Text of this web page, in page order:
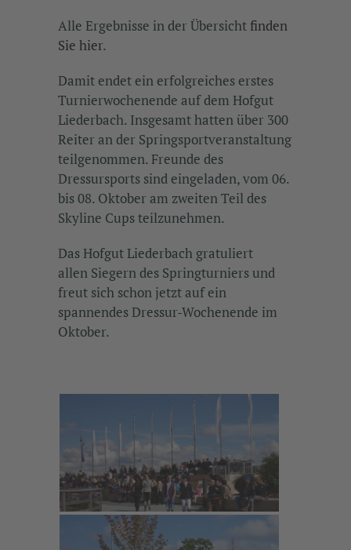
Alle Ergebnisse in der Übersicht finden
Sie hier.
Damit endet ein erfolgreiches erstes
Turnierwochenende auf dem Hofgut
Liederbach. Insgesamt hatten über 300
Reiter an der Springsportveranstaltung
teilgenommen. Freunde des
Dressursports sind eingeladen, vom 06.
bis 08. Oktober am zweiten Teil des
Skyline Cups teilzunehmen.
Das Hofgut Liederbach gratuliert
allen Siegern des Springturniers und
freut sich schon jetzt auf ein
spannendes Dressur-Wochenende im
Oktober.